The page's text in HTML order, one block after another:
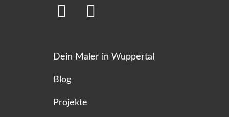
Dein Maler in Wuppertal
Blog
Projekte